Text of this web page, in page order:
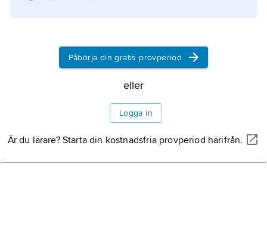
corniʹola
carneʹolus
, varifrån
närmast kommer, är en ombildning av
Påbörja din gratis provperiod
eller
Logga in
Är du lärare? Starta din kostnadsfria provperiod härifrån.